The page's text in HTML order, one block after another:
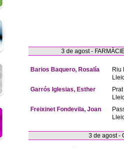
3 de agost -
Barios Baquero, Rosalía
Riu
Garrós Iglesias, Esther
Freixinet Fondevila, Joan
3 de agost -